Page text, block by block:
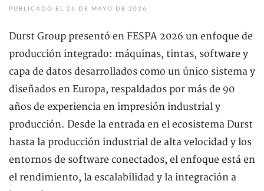
PUBLICADO EL 26 DE MAYO DE 2026
Durst Group presentó en FESPA 2026 un enfoque de
producción integrado: máquinas, tintas, software y
capa de datos desarrollados como un único sistema y
diseñados en Europa, respaldados por más de 90
años de experiencia en impresión industrial y
producción. Desde la entrada en el ecosistema Durst
hasta la producción industrial de alta velocidad y los
entornos de software conectados, el enfoque está en
el rendimiento, la escalabilidad y la integración a